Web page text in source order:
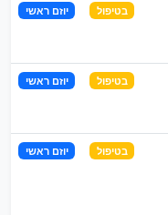
בטיפול יוזם ראשי
בטיפול יוזם ראשי
בטיפול יוזם ראשי